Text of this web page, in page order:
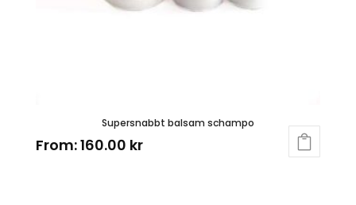
Supersnabbt balsam schampo
From:160.00 kr